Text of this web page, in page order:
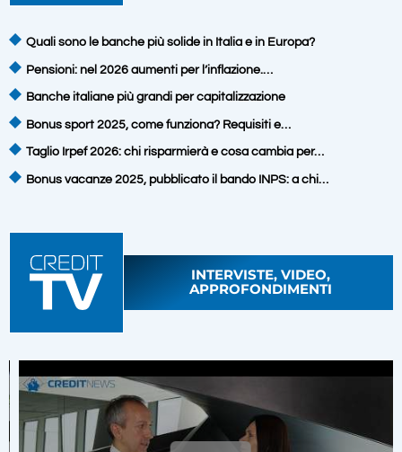
Quali sono le banche più solide in Italia e in Europa?
Pensioni: nel 2026 aumenti per l’inflazione.…
Banche italiane più grandi per capitalizzazione
Bonus sport 2025, come funziona? Requisiti e…
Taglio Irpef 2026: chi risparmierà e cosa cambia per…
Bonus vacanze 2025, pubblicato il bando INPS: a chi…
INTERVISTE, VIDEO,
APPROFONDIMENTI